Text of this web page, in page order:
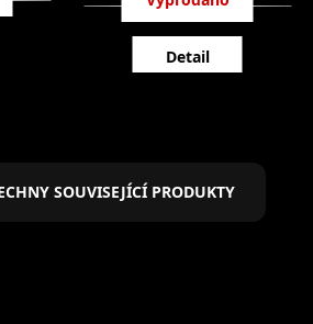
Detail
SOUVISEJÍCÍ PRODUKTY